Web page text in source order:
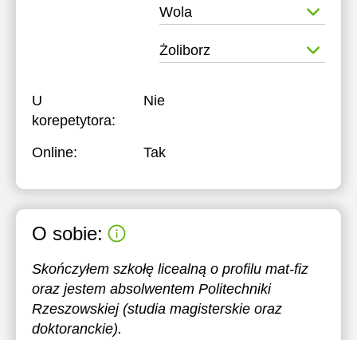
Wola
Żoliborz
U
korepetytora:
Nie
Online: Tak
O sobie:
Skończyłem szkołę licealną o profilu mat-fiz
oraz jestem absolwentem Politechniki
Rzeszowskiej (studia magisterskie oraz
doktoranckie).